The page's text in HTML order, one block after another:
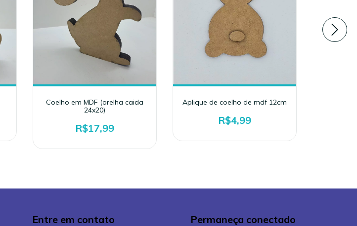
Coelho em MDF (orelha caida
24x20)
R$17,99
Aplique de coelho de mdf 12cm
R$4,99
Entre em contato Permaneça conectado